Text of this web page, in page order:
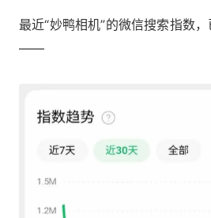
最近“妙鸭相机”的微信搜索指数
——